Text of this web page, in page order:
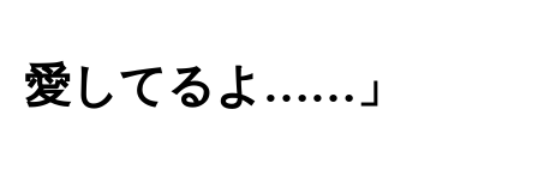
愛してるよ……」